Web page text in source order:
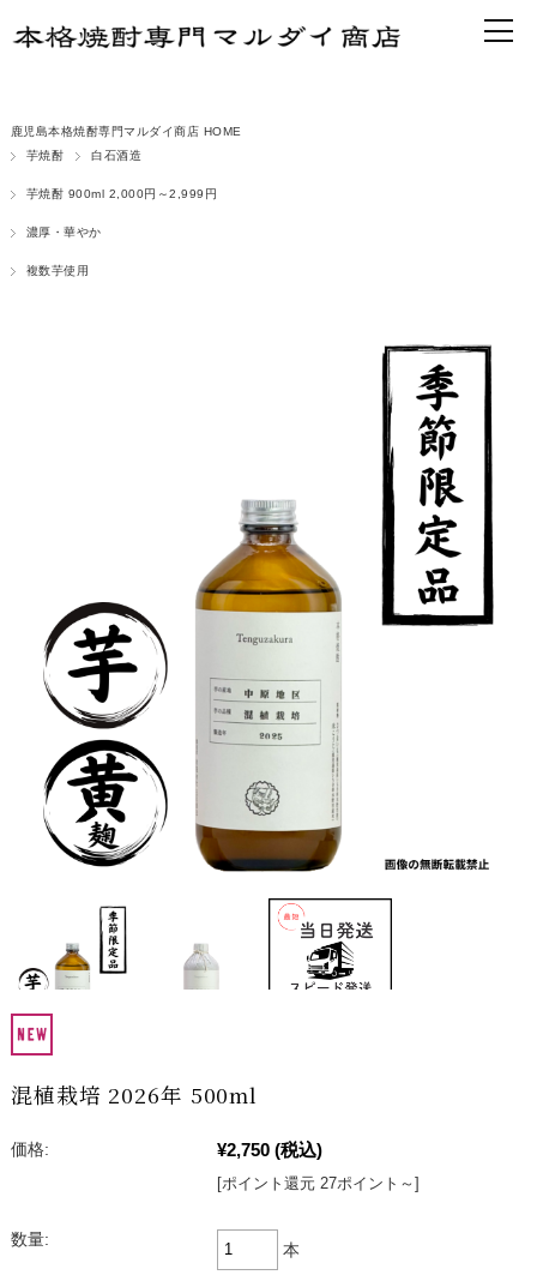
鹿児島本格焼酎専門マルダイ商店 HOME
芋焼酎
白石酒造
芋焼酎 900ml 2,000円～2,999円
濃厚・華やか
複数芋使用
混植栽培 2026年 500ml
価格: ¥2,750 (税込)
[ポイント還元 27ポイント～]
数量:
本